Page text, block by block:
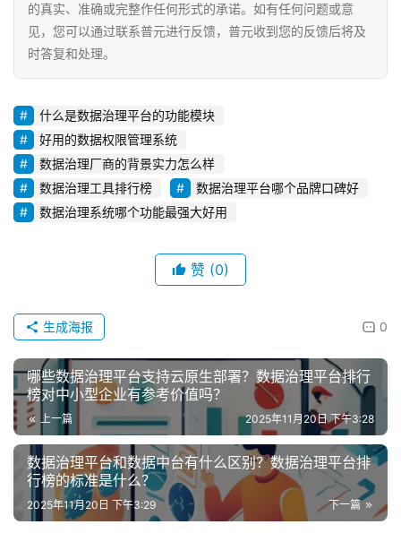
的真实、准确或完整作任何形式的承诺。如有任何问题或意
见，您可以通过联系普元进行反馈，普元收到您的反馈后将及
时答复和处理。
什么是数据治理平台的功能模块
好用的数据权限管理系统
数据治理厂商的背景实力怎么样
数据治理工具排行榜
数据治理平台哪个品牌口碑好
数据治理系统哪个功能最强大好用
赞 (0)
0
生成海报
哪些数据治理平台支持云原生部署？数据治理平台排行
榜对中小型企业有参考价值吗？
上一篇 2025年11月20日 下午3:28
数据治理平台和数据中台有什么区别？数据治理平台排
行榜的标准是什么？
下一篇
2025年11月20日 下午3:29